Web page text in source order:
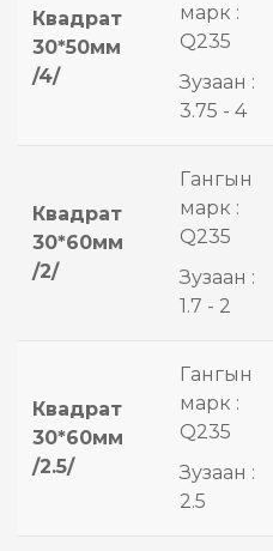
Квадрат
30*50мм
/4/
марк :
Q235
Зузаан :
3.75 - 4
Квадрат
30*60мм
/2/
Гангын
марк :
Q235
Зузаан :
1.7 - 2
Квадрат
30*60мм
/2.5/
Гангын
марк :
Q235
Зузаан :
2.5